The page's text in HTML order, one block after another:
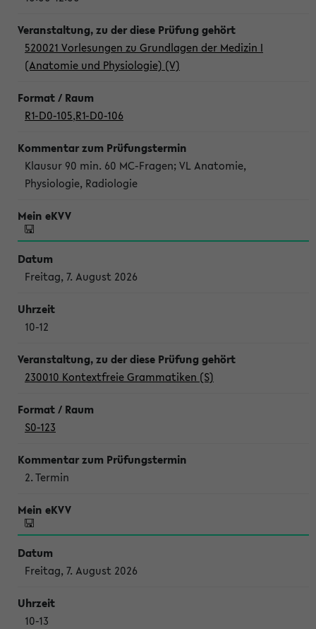
520021 Vorlesungen zu Grundlagen der Medizin I
(Anatomie und Physiologie) (V)
R1-D0-105,R1-D0-106
Klausur 90 min. 60 MC-Fragen; VL Anatomie,
Physiologie, Radiologie
Freitag, 7. August 2026
10-12
230010 Kontextfreie Grammatiken (S)
S0-123
2. Termin
Freitag, 7. August 2026
10-13